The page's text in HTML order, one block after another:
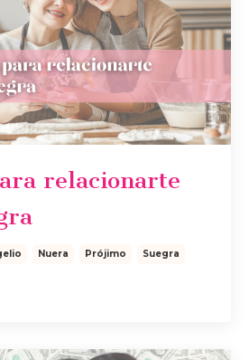
relacionarte
Nuera Prójimo Suegra